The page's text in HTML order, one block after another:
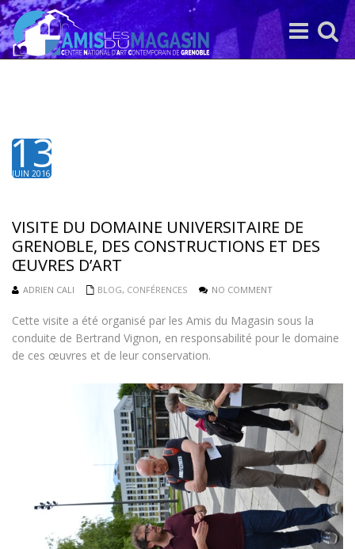
Toggle
search
Toggle
navigation
13
JUIN 2016
VISITE DU DOMAINE UNIVERSITAIRE DE
GRENOBLE, DES CONSTRUCTIONS ET DES
ŒUVRES D’ART
ADRIEN CALI BLOG, CONFÉRENCES NO COMMENT
Cette visite a été organisé par les Amis du Magasin sous la
conduite de Bertrand Vignon, en responsabilité pour le domaine
de ces œuvres et de leur conservation.